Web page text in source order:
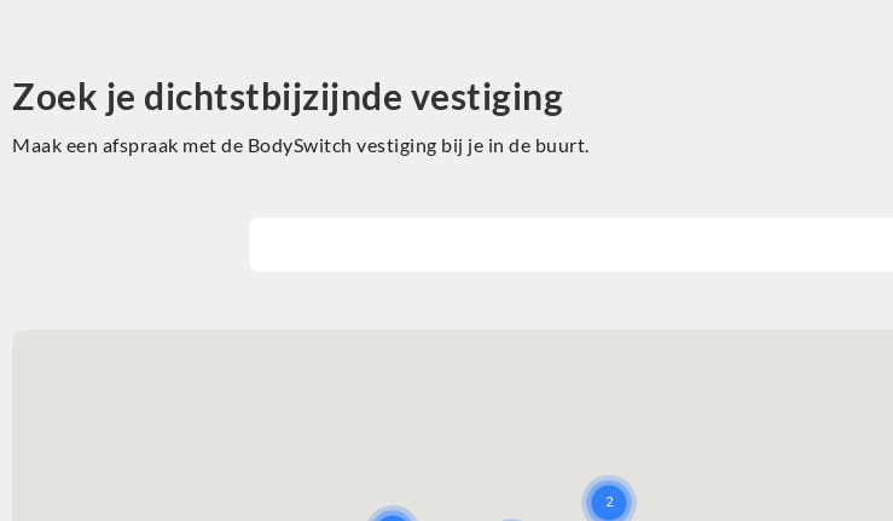
Zoek je dichtstbijzijnde vestiging
Maak een afspraak met de BodySwitch vestiging bij je in de buurt.